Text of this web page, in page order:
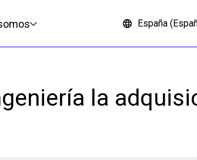
España
la